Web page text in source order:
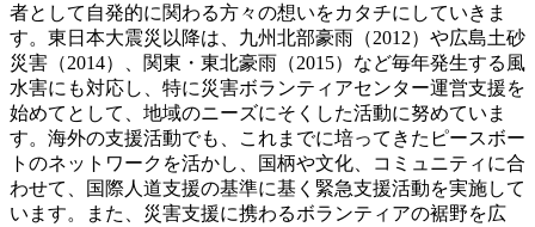
者として自発的に関わる方々の想いをカタチにしていきま
す。東日本大震災以降は、九州北部豪雨（2012）や広島土砂
災害（2014）、関東・東北豪雨（2015）など毎年発生する風
水害にも対応し、特に災害ボランティアセンター運営支援を
始めてとして、地域のニーズにそくした活動に努めていま
す。海外の支援活動でも、これまでに培ってきたピースボー
トのネットワークを活かし、国柄や文化、コミュニティに合
わせて、国際人道支援の基準に基く緊急支援活動を実施して
います。また、災害支援に携わるボランティアの裾野を広